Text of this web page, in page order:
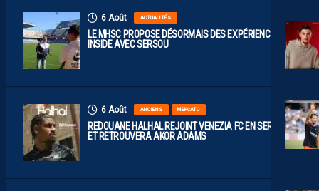
6 Août ACTUALITÉS
LE MHSC PROPOSE DÉSORMAIS DES EXPÉRIENCES
INSIDE AVEC SERSOU
6 Août ANCIENS MERCATO
REDOUANE HALHAL REJOINT VENEZIA FC EN SERIE A
ET RETROUVERA AKOR ADAMS